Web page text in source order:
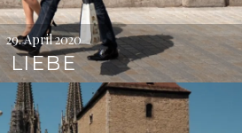
29. April 2020
LIEBE